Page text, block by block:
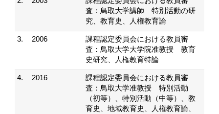
査：鳥取大学講師 特別活動の研
究、教育史、人権教育論
3. 2006
課程認定委員会における教員審
査：鳥取大学大学院准教授 教育
史研究、人権教育特論
4. 2016
課程認定委員会における教員審
査：鳥取大学准教授 特別活動
（初等）、特別活動（中等）、教
育史、地域教育史、人権教育論、